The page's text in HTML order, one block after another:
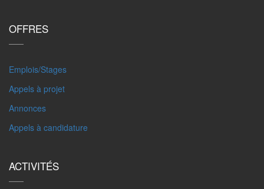
OFFRES
Emplois/Stages
Appels à projet
Annonces
Appels à candidature
ACTIVITÉS